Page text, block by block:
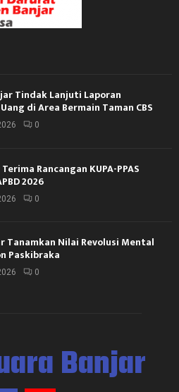
Tindak Lanjuti Laporan
di Area Bermain Taman CBS
0
Rancangan KUPA-PPAS
2026
0
Tanamkan Nilai Revolusi Mental
Paskibraka
0
Banjar